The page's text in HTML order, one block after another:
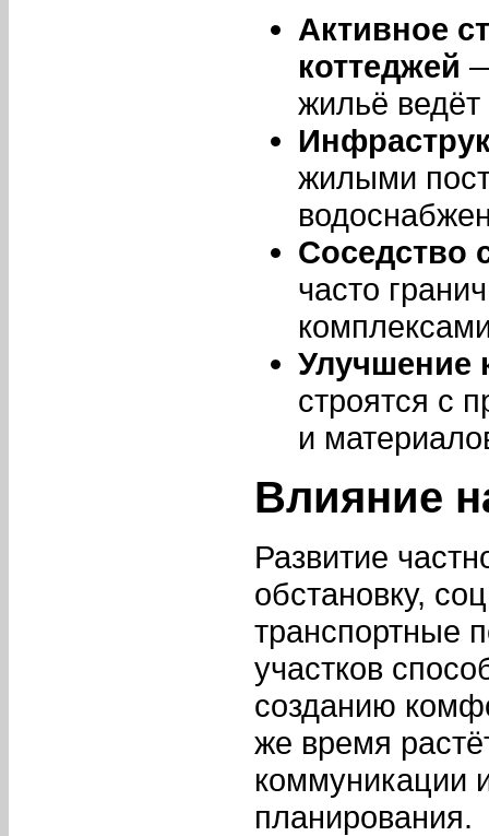
Активное
коттеджей
жильё
жилыми
Соседство
часто
Улучшение
строятся с
и
Влияние
Развитие
обстановку,
транспортные
участков
созданию
же время
коммуникации
планирования.